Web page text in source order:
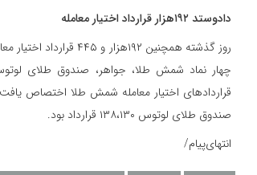
دادوستد ۱۹۲هزار قرارداد اختیار معامله
چهار نماد شمش طلا، جواهر، صندوق طلای
قراردادهای اختیار معامله شمش طلا اختصاص
صندوق طلای لوتوس ۱۳۸،۱۳۰ قرارداد بود.
انتهای‌پیام/